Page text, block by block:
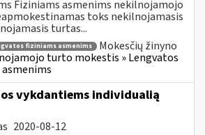
Fiziniams asmenims nekilnojamojo
toks nekilnojamasis
turtas...
fiziniams asmenims
Mokesčių žinyno
turto mokestis » Lengvatos
vykdantiems individualią
2020-08-12